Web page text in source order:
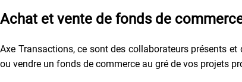
Achat et vente de fonds de
Axe Transactions, ce sont des collaborateurs présents
ou vendre un fonds de commerce au gré de vos projets